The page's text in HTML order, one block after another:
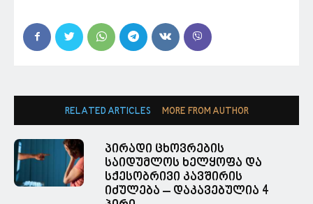
RELATED ARTICLES MORE FROM AUTHOR
პირადი ცხოვრების
საიდუმლოს ხელყოფა და
სქესობრივი კავშირის
იძულება – დაკავებულია 4